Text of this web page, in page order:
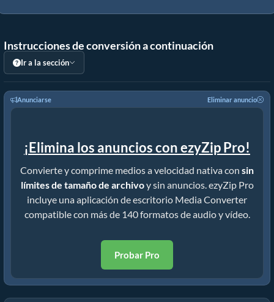
Instrucciones de conversión a continuación
Ir a la sección
Anunciarse Eliminar anuncio
¡Elimina los anuncios con ezyZip Pro!
Convierte y comprime medios a velocidad nativa con sin
límites de tamaño de archivoy sin anuncios. ezyZip Pro
incluye una aplicación de escritorio Media Converter
compatible con más de 140 formatos de audio y vídeo.
Probar Pro